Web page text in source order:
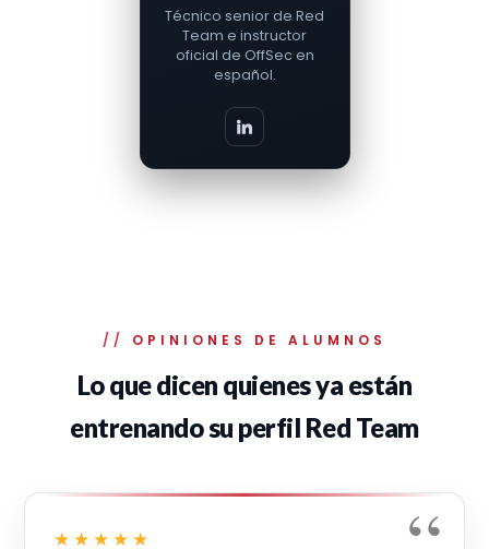
Técnico senior de Red
Team e instructor
oficial de OffSec en
español.
OPINIONES DE ALUMNOS
Lo que dicen quienes ya están
entrenando su perfil Red Team
★★★★★